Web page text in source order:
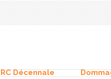
RC Décennale